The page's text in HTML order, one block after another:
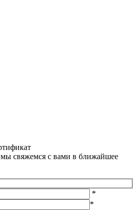
свяжемся с вами в ближайшее
*
*